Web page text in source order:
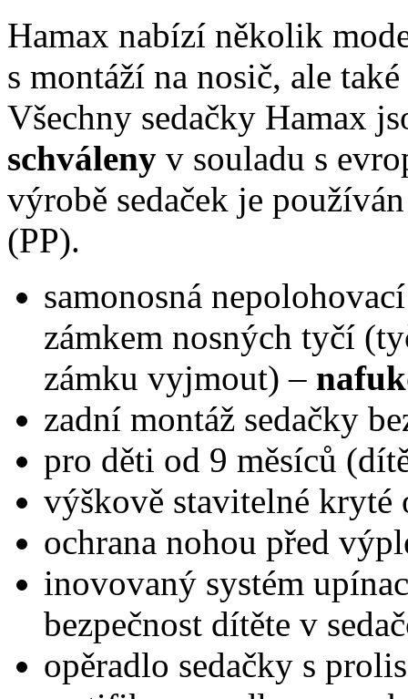
Hamax nabízí několik
s montáží na nosič, ale
Všechny sedačky Hamax
schváleny v souladu s
výrobě sedaček je
(PP).
samonosná
zámkem nosných tyčí
zámku vyjmout) –
zadní montáž sedačky
pro děti od 9 měsíců
výškově stavitelné kryté
ochrana nohou před
inovovaný systém
bezpečnost dítěte v
opěradlo sedačky s